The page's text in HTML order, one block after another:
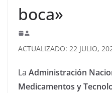
boca»
ACTUALIZADO: 22 JULIO,
La Administración
Medicamentos y